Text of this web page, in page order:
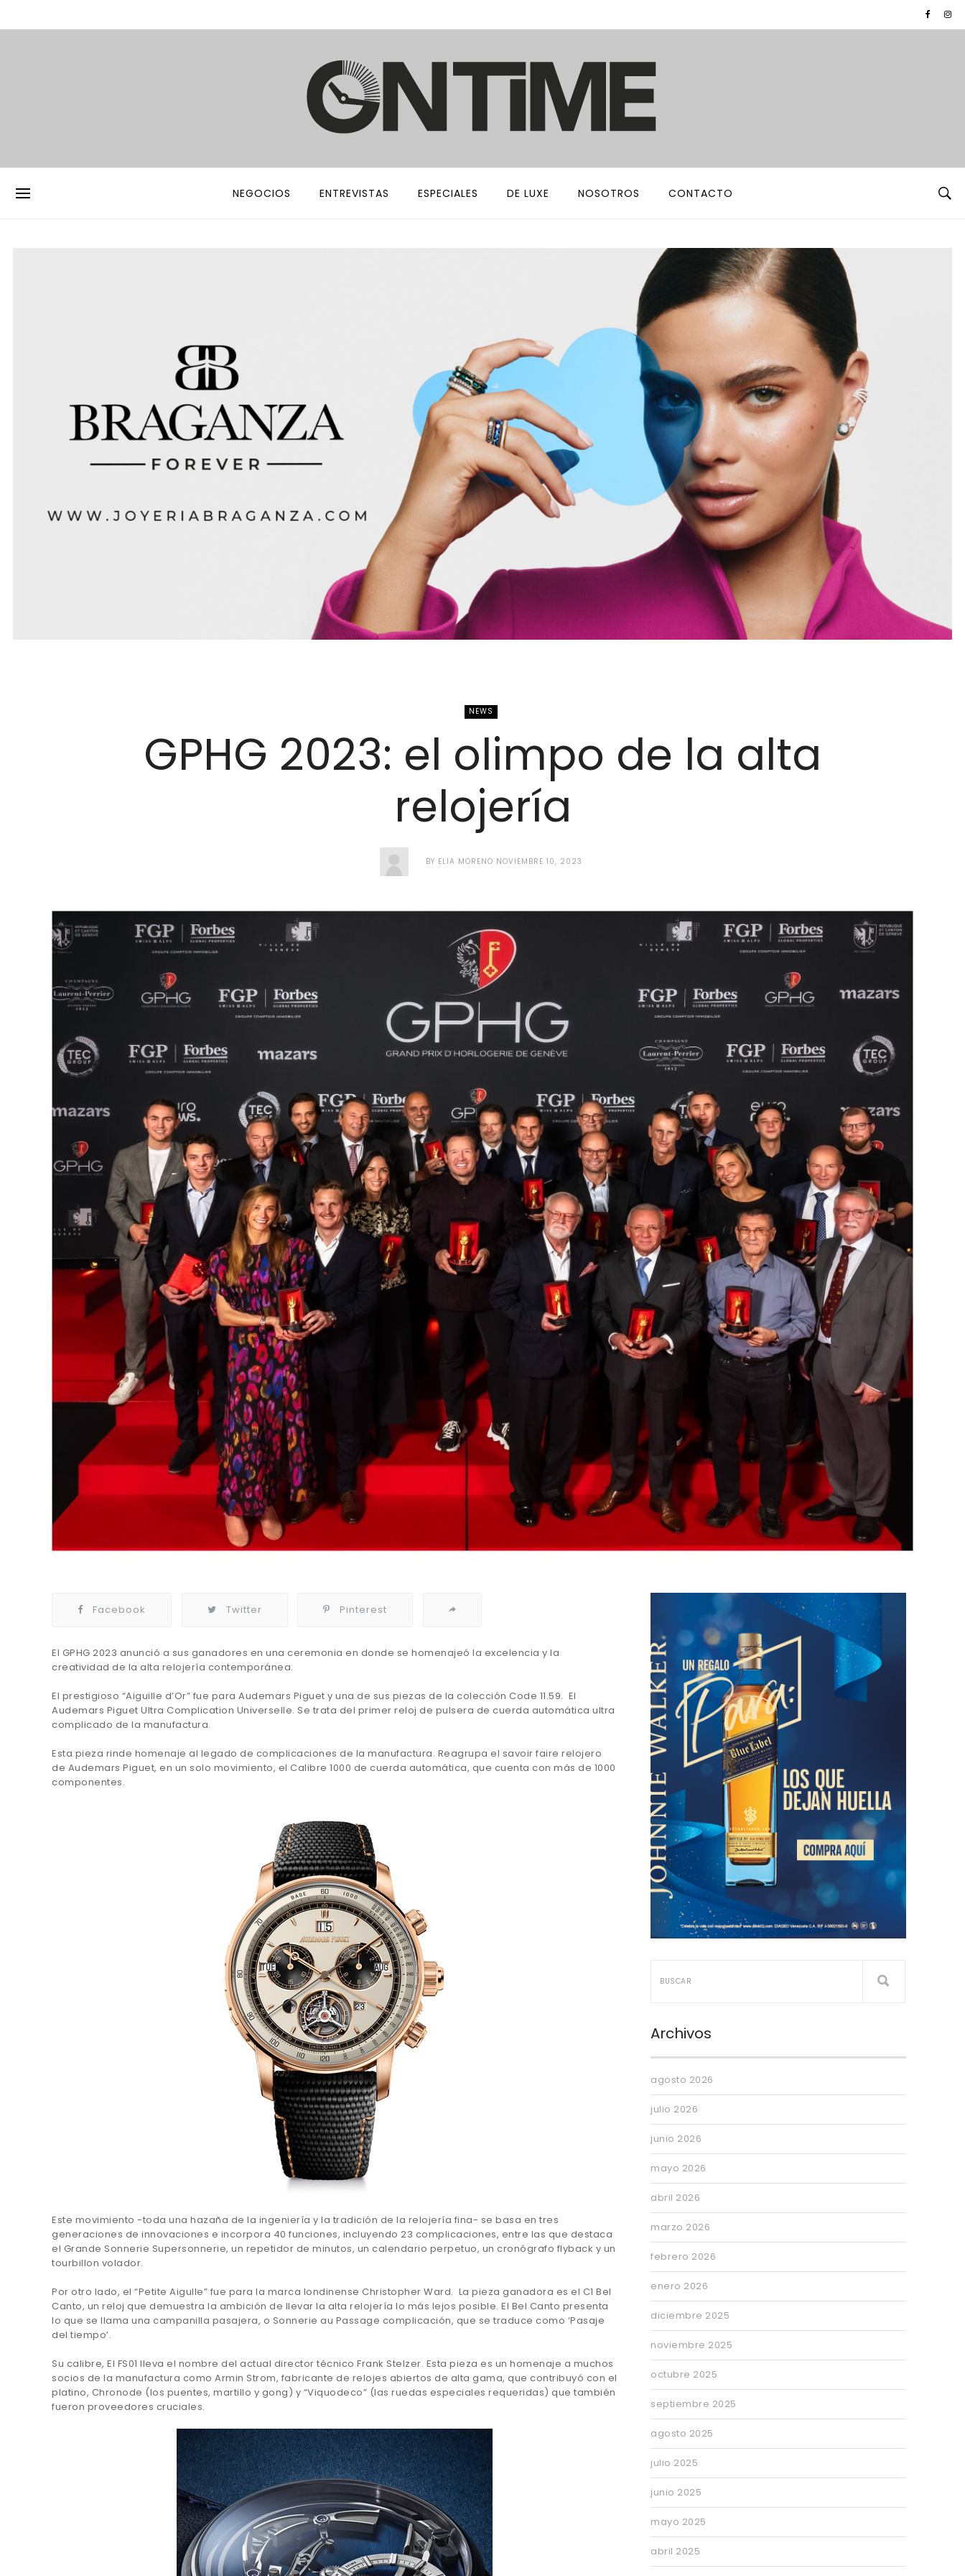
NEGOCIOS ENTREVISTAS ESPECIALES DE LUXE NOSOTROS CONTACTO
NEWS
GPHG 2023: el olimpo de la alta
relojería
BY ELIA MORENO NOVIEMBRE 10, 2023
Facebook Twitter Pinterest
El GPHG 2023 anunció a sus ganadores en una ceremonia en donde se homenajeó la excelencia y la
creatividad de la alta relojería contemporánea.
El prestigioso “Aiguille d’Or” fue para Audemars Piguet y una de sus piezas de la colección Code 11.59. El
Audemars Piguet Ultra Complication Universelle. Se trata del primer reloj de pulsera de cuerda automática ultra
complicado de la manufactura.
Esta pieza rinde homenaje al legado de complicaciones de la manufactura. Reagrupa el savoir faire relojero
de Audemars Piguet, en un solo movimiento, el Calibre 1000 de cuerda automática, que cuenta con más de 1000
componentes.
Este movimiento -toda una hazaña de la ingeniería y la tradición de la relojería fina- se basa en tres
generaciones de innovaciones e incorpora 40 funciones, incluyendo 23 complicaciones, entre las que destaca
el Grande Sonnerie Supersonnerie, un repetidor de minutos, un calendario perpetuo, un cronógrafo flyback y un
tourbillon volador.
Por otro lado, el “Petite Aigulle” fue para la marca londinense Christopher Ward. La pieza ganadora es el C1 Bel
Canto, un reloj que demuestra la ambición de llevar la alta relojería lo más lejos posible. El Bel Canto presenta
lo que se llama una campanilla pasajera, o Sonnerie au Passage complicación, que se traduce como ‘Pasaje
del tiempo’.
Su calibre, El FS01 lleva el nombre del actual director técnico Frank Stelzer. Esta pieza es un homenaje a muchos
socios de la manufactura como Armin Strom, fabricante de relojes abiertos de alta gama, que contribuyó con el
platino, Chronode (los puentes, martillo y gong) y “Viquodeco” (las ruedas especiales requeridas) que también
fueron proveedores cruciales.
Archivos
agosto 2026
julio 2026
junio 2026
mayo 2026
abril 2026
marzo 2026
febrero 2026
enero 2026
diciembre 2025
noviembre 2025
octubre 2025
septiembre 2025
agosto 2025
julio 2025
junio 2025
mayo 2025
abril 2025